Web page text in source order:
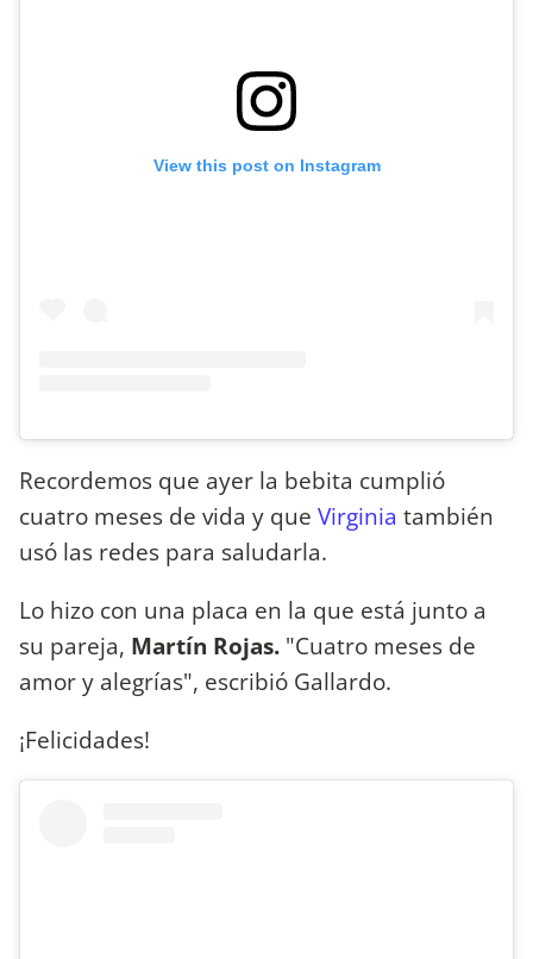
View this post on Instagram
Recordemos que ayer la bebita cumplió
cuatro meses de vida y que Virginia también
usó las redes para saludarla.
Lo hizo con una placa en la que está junto a
su pareja, Martín Rojas. "Cuatro meses de
amor y alegrías", escribió Gallardo.
¡Felicidades!